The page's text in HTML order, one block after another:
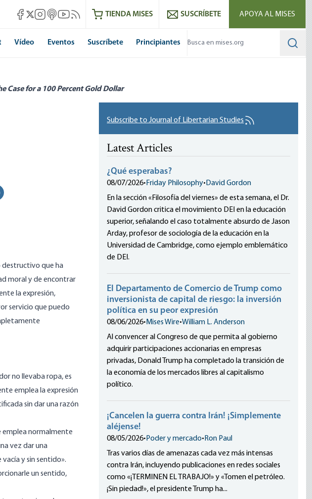
Mises Facebook
Mises X
Mises Instagram
Mises itunes
Mises Youtube
Mises RSS feedTIENDA MISES SUSCRÍBETE APOYA AL MISES
Vídeo Eventos Suscríbete Principiantes
Case for a 100 Percent Gold Dollar
this page
destructivo que ha
moral y de encontrar
la expresión,
servicio que puedo
no llevaba ropa, es
emplea la expresión
sin dar una razón
emplea normalmente
vez dar una
y sin sentido».
un sentido,
Subscribe to Journal of Libertarian Studies
Latest Articles
¿Qué esperabas?
08/07/2026• Friday Philosophy• David Gordon
En la sección «Filosofía del viernes» de esta semana, el Dr.
David Gordon critica el movimiento DEI en la educación
superior, señalando el caso totalmente absurdo de Jason
Arday, profesor de sociología de la educación en la
Universidad de Cambridge, como ejemplo emblemático
de DEI.
El Departamento de Comercio de Trump como
inversionista de capital de riesgo: la inversión
política en su peor expresión
08/06/2026• Mises Wire•William L. Anderson
Al convencer al Congreso de que permita al gobierno
adquirir participaciones accionarias en empresas
privadas, Donald Trump ha completado la transición de
la economía de los mercados libres al capitalismo
político.
¡Cancelen la guerra contra Irán! ¡Simplemente
aléjense!
08/05/2026• Poder y mercado• Ron Paul
Tras varios días de amenazas cada vez más intensas
contra Irán, incluyendo publicaciones en redes sociales
como «¡TERMINEN EL TRABAJO!» y «Tomen el petróleo.
¡Sin piedad!», el presidente Trump ha...